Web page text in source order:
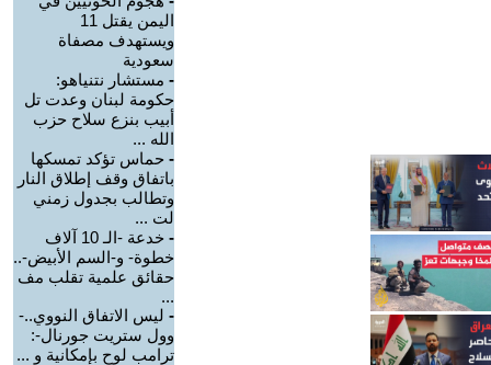
اليمن يقتل 11
ويستهدف مصفاة
سعودية
- مستشار نتنياهو:
حكومة لبنان وعدت تل
أبيب بنزع سلاح حزب
الله ...
- حماس تؤكد تمسكها
باتفاق وقف إطلاق النار
وتطالب بجدول زمني
لت ...
-
خدعة -الـ 10 آلاف
خطوة- و-السم الأبيض-..
حقائق علمية تقلب مف
...
- ليس الاتفاق النووي..-
وول ستريت جورنال-:
ترامب لوح بإمكانية و ...